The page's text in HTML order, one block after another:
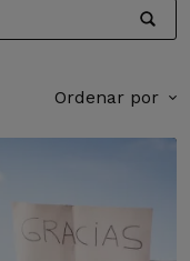
Ordenar por